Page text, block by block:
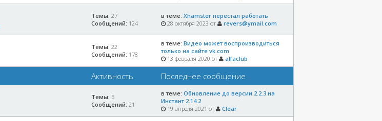
Темы: 27
Сообщений: 124
в теме: Xhamster перестал работать
28 октября 2023 от
revers@ymail.com
Темы: 22
Сообщений: 178
в теме: Видео может воспроизводиться
только на сайте vk.com
13 февраля 2020 от
alfaclub
Активность
Последнее сообщение
Темы: 5
Сообщений: 21
в теме: Обновление до версии 2.2.3 на
Инстант 2.14.2
19 апреля 2021 от
Clear